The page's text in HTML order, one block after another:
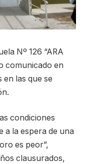
Nº 126 “ARA
comunicado en
las que se
condiciones
a la espera de una
es peor”,
clausurados,